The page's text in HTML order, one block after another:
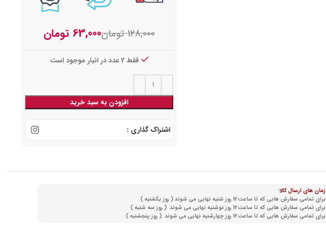
128,000 تومان63,000 تومان
فقط 2 عدد در انبار موجود است
افزودن به سبد خرید
اشتراک گذاری :
زمان های ارسال کالا:
برای تمامی سفارش هایی که تا ساعت12 روز شنبه نهایی می شوند
( روز یکشنبه )
برای تمامی سفارش هایی که تا ساعت12 روز دوشنبه نهایی می شوند
( روز سه شنبه )
برای تمامی سفارش هایی که تا ساعت12 روز چهارشنبه نهایی می شوند
) روز پنجشنبه )